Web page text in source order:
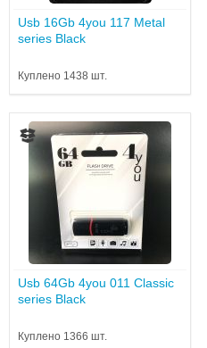
Usb 16Gb 4you 117 Metal
series Black
Куплено 1438 шт.
Usb 64Gb 4you 011 Classic
series Black
Куплено 1366 шт.